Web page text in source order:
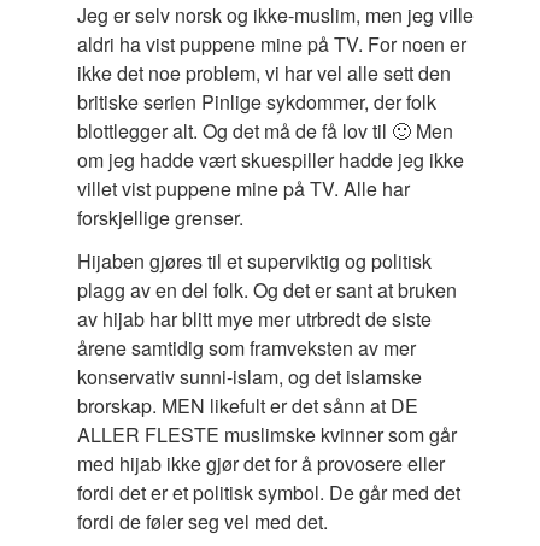
Jeg er selv norsk og ikke-muslim, men jeg ville
aldri ha vist puppene mine på TV. For noen er
ikke det noe problem, vi har vel alle sett den
britiske serien Pinlige sykdommer, der folk
blottlegger alt. Og det må de få lov til 🙂 Men
om jeg hadde vært skuespiller hadde jeg ikke
villet vist puppene mine på TV. Alle har
forskjellige grenser.
Hijaben gjøres til et superviktig og politisk
plagg av en del folk. Og det er sant at bruken
av hijab har blitt mye mer utrbredt de siste
årene samtidig som framveksten av mer
konservativ sunni-islam, og det islamske
brorskap. MEN likefult er det sånn at DE
ALLER FLESTE muslimske kvinner som går
med hijab ikke gjør det for å provosere eller
fordi det er et politisk symbol. De går med det
fordi de føler seg vel med det.